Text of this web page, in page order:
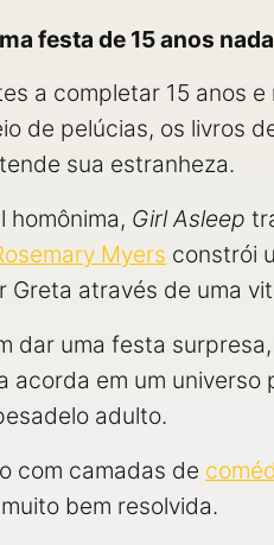
festa de 15 anos
a completar 15 anos
de pelúcias, os livros
sua estranheza.
homônima, Girl Asleep
Myers constrói
Greta através de uma
dar uma festa
acorda em um
adulto.
com camadas de
bem resolvida.